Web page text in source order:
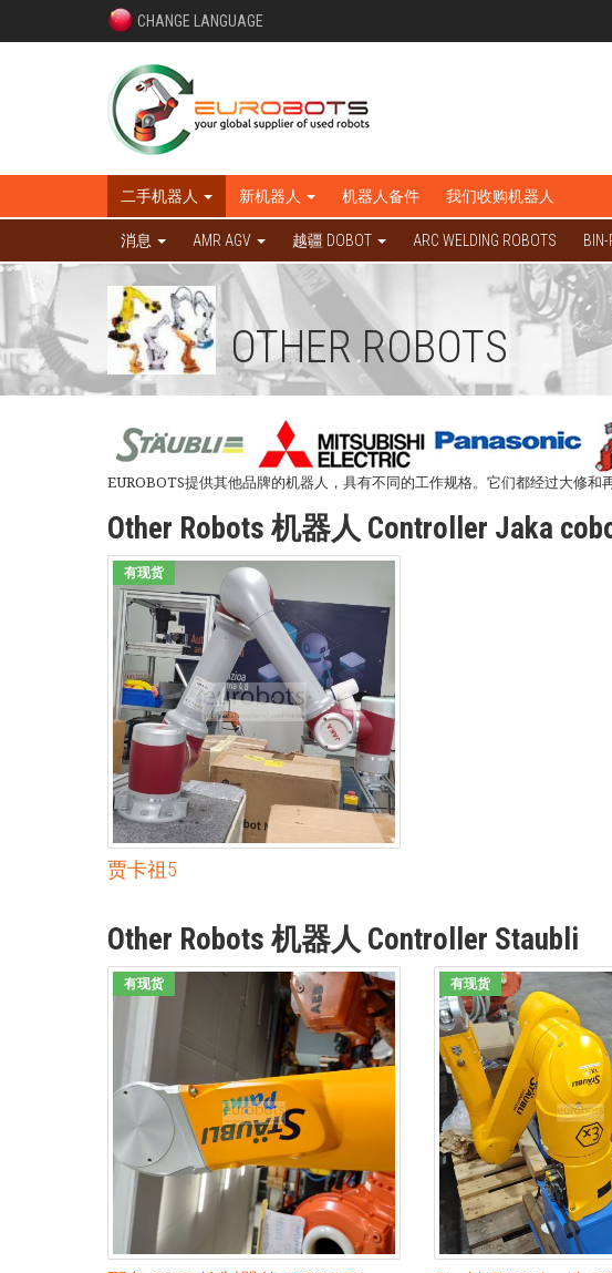
CHANGE LANGUAGE
二手机器人 新机器人 机器人备件 我们收购机器人
消息 AMR AGV 越疆 DOBOT ARC WELDING ROBOTS BIN-
OTHER ROBOTS
EUROBOTS提供其他品牌的机器人，具有不同的工作规格。它们都经过大修和
Other Robots 机器人 Controller Jaka
有现货
贾卡祖5
Other Robots 机器人 Controller Staubli
有现货 有现货